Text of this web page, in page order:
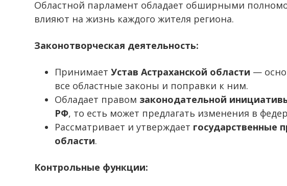
Областной парламент обладает обширными
влияют на жизнь каждого жителя региона.
Законотворческая деятельность:
Принимает Устав Астраханской области —
все областные законы и поправки к ним.
Обладает правом законодательной
РФ, то есть может предлагать изменения в
Рассматривает и утверждает государственные
области.
Контрольные функции: